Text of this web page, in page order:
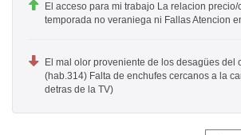
El acceso para mi trabajo La relacion precio/
temporada no veraniega ni Fallas Atencion
El mal olor proveniente de los desagües del
(hab.314) Falta de enchufes cercanos a la
detras de la TV)